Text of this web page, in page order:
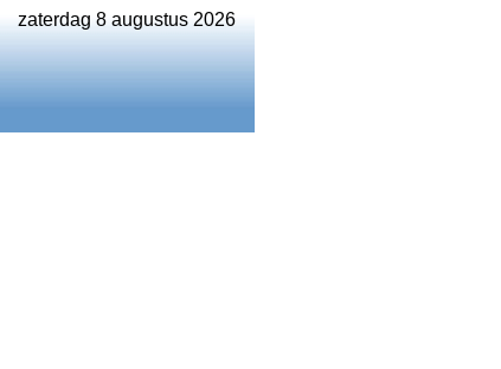
zaterdag 8 augustus 2026